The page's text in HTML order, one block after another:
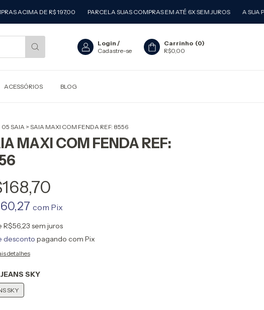
ACIMA DE R$ 197,00 PARCELA SUAS COMPRAS EM ATÉ 6X SEM JUROS A SUA
Login /
Cadastre-se
Carrinho (0)
R$0,00
ACESSÓRIOS BLOG
05 SAIA > SAIA MAXI COM FENDA REF: 8556
MAXI COM FENDA REF:
com Pix
R$56,23 sem juros
desconto pagando com Pix
detalhes
JEANS SKY
SKY